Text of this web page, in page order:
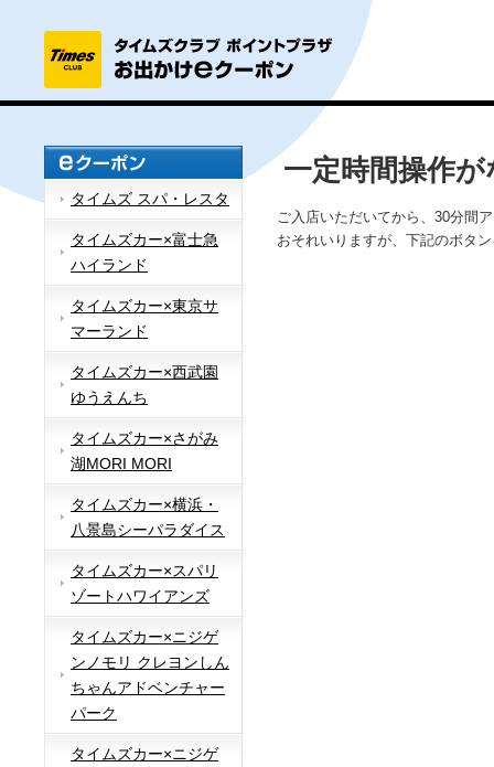
タイムズ スパ・レスタ
タイムズカー×富士急
ハイランド
タイムズカー×東京サ
マーランド
タイムズカー×西武園
ゆうえんち
タイムズカー×さがみ
湖MORI MORI
タイムズカー×横浜・
八景島シーパラダイス
タイムズカー×スパリ
ゾートハワイアンズ
タイムズカー×ニジゲ
ンノモリ クレヨンしん
ちゃんアドベンチャー
パーク
タイムズカー×ニジゲ
一定時間操作
ご入店いただいてから、30分間
おそれいりますが、下記のボタ